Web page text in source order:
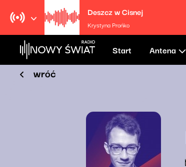
Deszcz w Cisnej
Krystyna Prońko
Start Antena
wróć